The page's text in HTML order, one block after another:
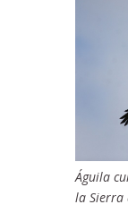
Águila
la Sierra